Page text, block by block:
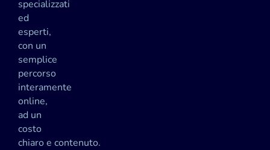
specializzati
ed
esperti,
con un
semplice
percorso
interamente
online,
ad un
costo
chiaro e contenuto.